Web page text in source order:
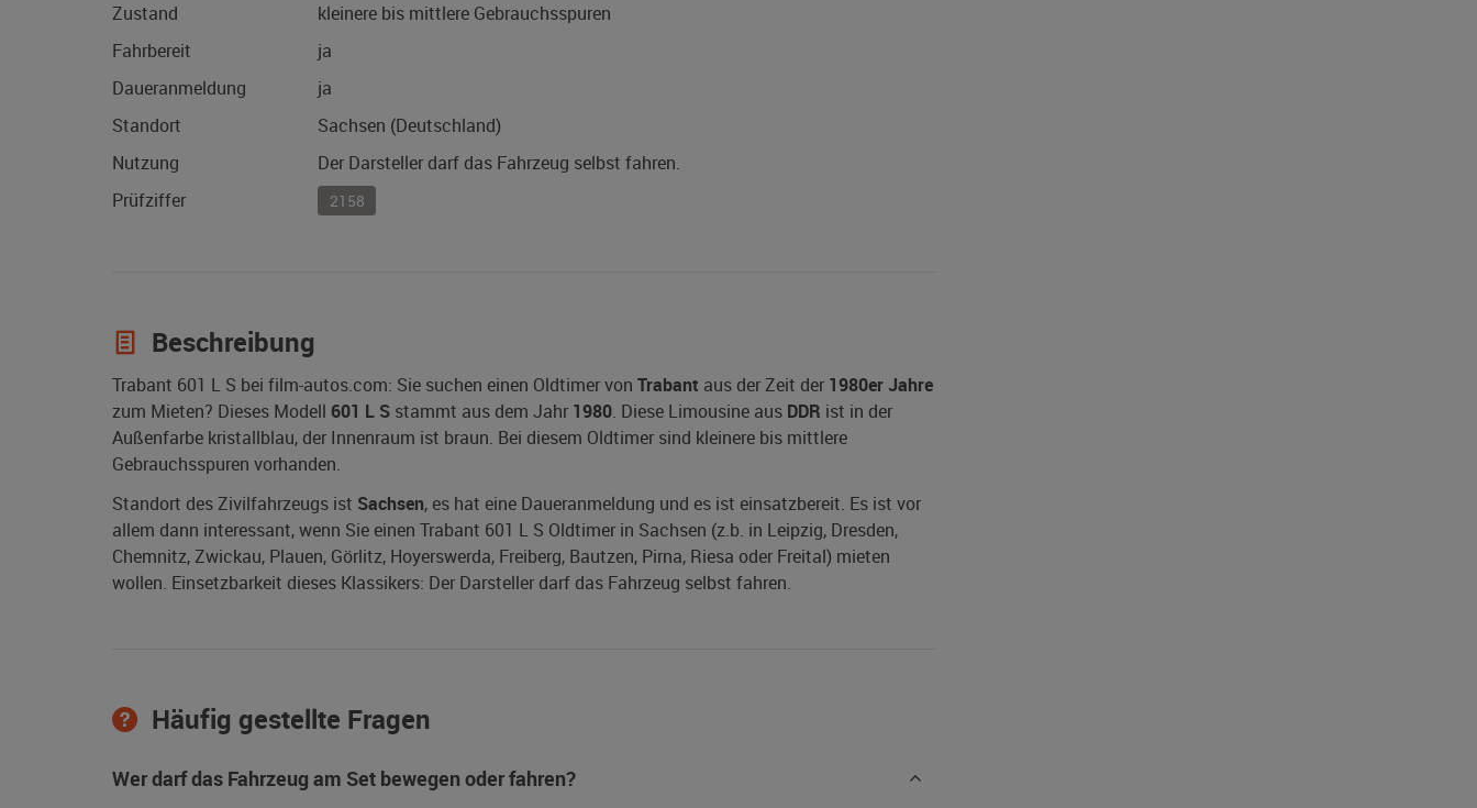
Zustand
kleinere bis mittlere Gebrauchsspuren
Fahrbereit
ja
Daueranmeldung
ja
Standort
Sachsen (Deutschland)
Nutzung
Der Darsteller darf das Fahrzeug selbst fahren.
Prüfziffer
2158
Beschreibung
Trabant 601 L S bei film-autos.com: Sie suchen einen Oldtimer von Trabant aus der Zeit der 1980er Jahre
zum Mieten? Dieses Modell 601 L S stammt aus dem Jahr 1980. Diese Limousine aus DDR ist in der
Außenfarbe kristallblau, der Innenraum ist braun. Bei diesem Oldtimer sind kleinere bis mittlere
Gebrauchsspuren vorhanden.
Standort des Zivilfahrzeugs ist Sachsen, es hat eine Daueranmeldung und es ist einsatzbereit. Es ist vor
allem dann interessant, wenn Sie einen Trabant 601 L S Oldtimer in Sachsen (z.b. in Leipzig, Dresden,
Chemnitz, Zwickau, Plauen, Görlitz, Hoyerswerda, Freiberg, Bautzen, Pirna, Riesa oder Freital) mieten
wollen. Einsetzbarkeit dieses Klassikers: Der Darsteller darf das Fahrzeug selbst fahren.
Häufig gestellte Fragen
Wer darf das Fahrzeug am Set bewegen oder fahren?